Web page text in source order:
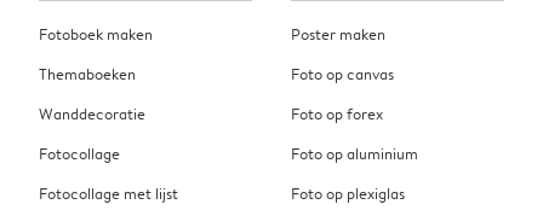
Fotoboek maken
Themaboeken
Wanddecoratie
Fotocollage
Fotocollage met lijst
Poster maken
Foto op canvas
Foto op forex
Foto op aluminium
Foto op plexiglas